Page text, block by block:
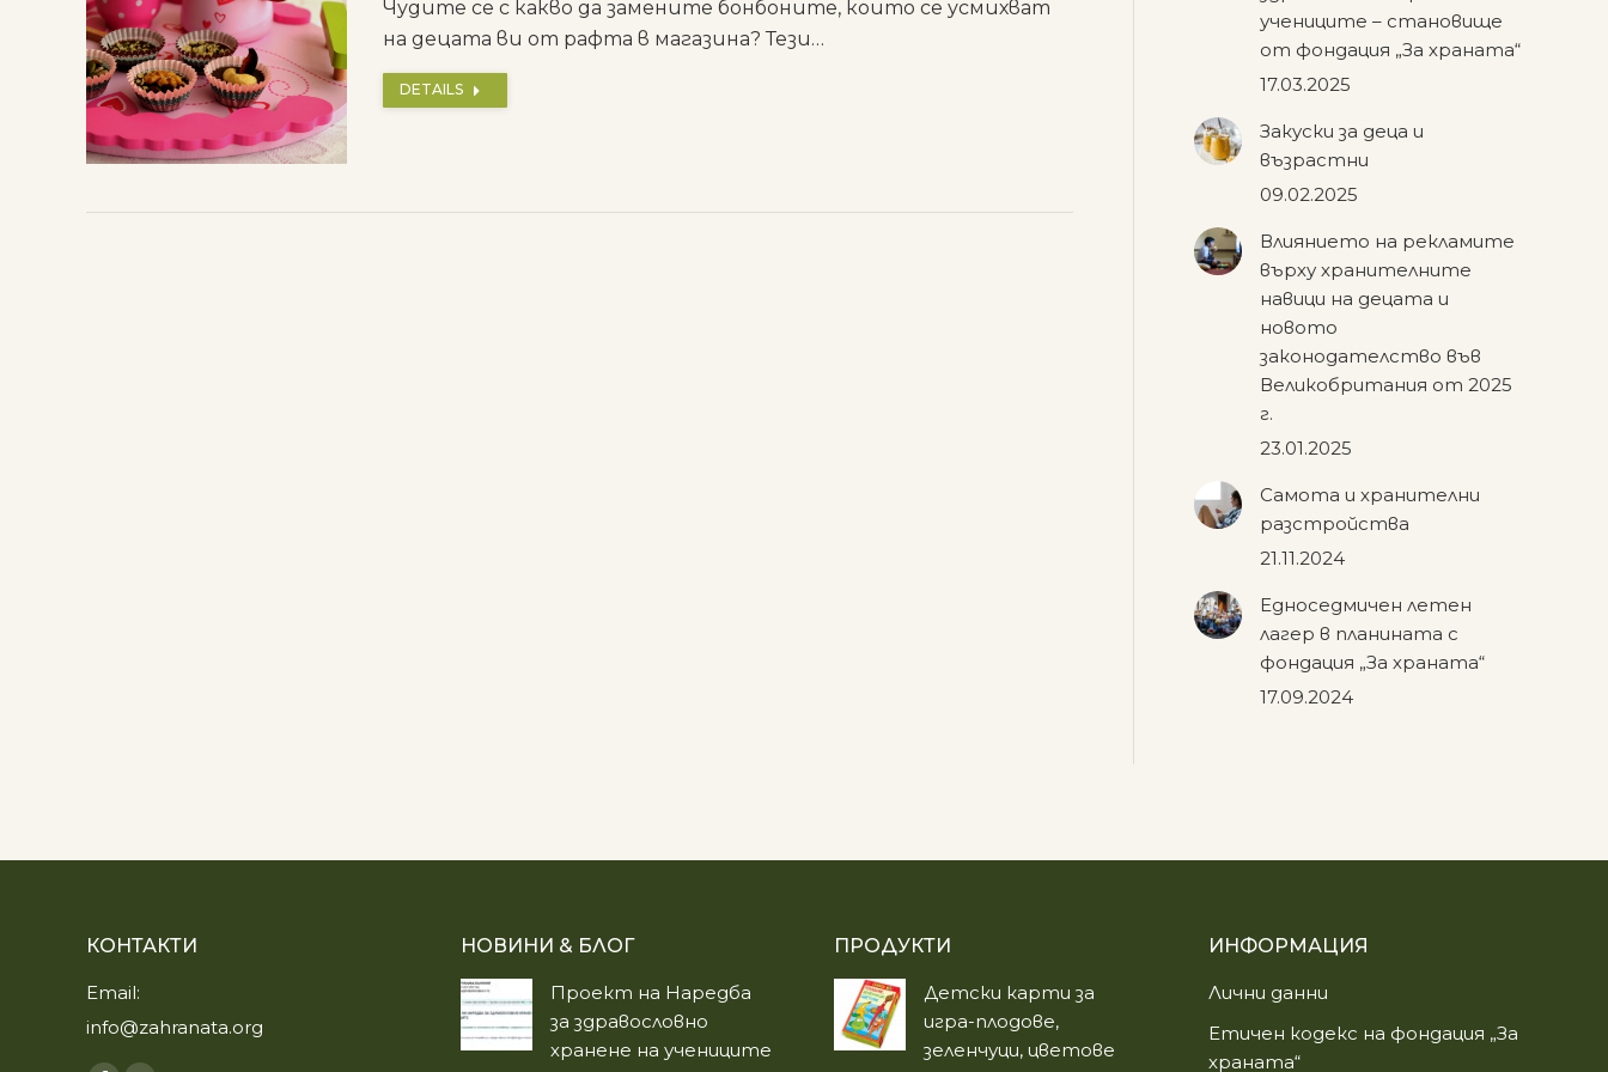
Чудите се с какво да замените бонбоните, които се усмихват
на децата ви от рафта в магазина? Тези…
DETAILS
учениците – становище
от фондация „За храната“
17.03.2025
Закуски за деца и
възрастни
09.02.2025
Влиянието на рекламите
върху хранителните
навици на децата и
новото
законодателство във
Великобритания от 2025
г.
23.01.2025
Самота и хранителни
разстройства
21.11.2024
Едноседмичен летен
лагер в планината с
фондация „За храната“
17.09.2024
КОНТАКТИ
Email:
info@zahranata.org
НОВИНИ & БЛОГ
Проект на Наредба
за здравословно
хранене на учениците
ПРОДУКТИ
Детски карти за
игра-плодове,
зеленчуци, цветове
ИНФОРМАЦИЯ
Лични данни
Етичен кодекс на фондация „За
храната“